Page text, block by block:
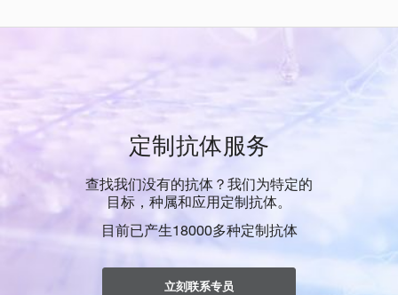
定制抗体服务
查找我们没有的抗体？我们为特定的
目标，种属和应用定制抗体。
目前已产生18000多种定制抗体
立刻联系专员